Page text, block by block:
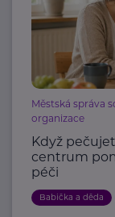
Městská správa
organizace
Když
centrum
péči
Babička a děda